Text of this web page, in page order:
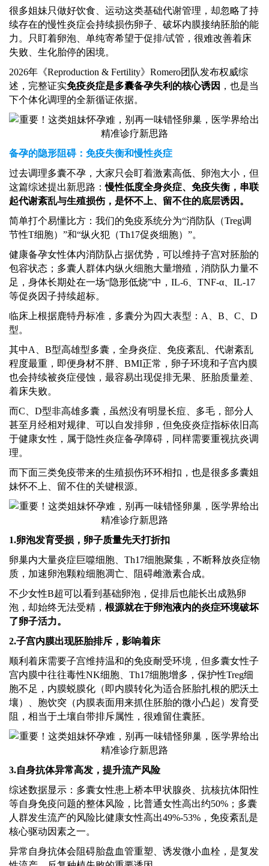
很多姐妹只做好饮食、运动这类基础代谢管理，却忽略了持
续存在的慢性炎症会持续损伤卵子、破坏内膜接纳胚胎的能
力。只盯着卵泡、单纯寄希望于促排/试管，很难改善着床
失败、生化胎停的困境。
2026年《Reproduction & Fertility》Romero团队发布权威综
述，完整证实免疫炎症是多囊备孕失利的核心诱因 ，也是当
下个体化调理的全新循证依据。
备孕的隐形阻碍：免疫失衡和慢性炎症
过去调理多囊不孕，大家只会盯着激素高低、卵泡大小，但
这篇综述提出新思路：慢性低度全身炎症、免疫失衡，串联
起代谢紊乱与生殖损伤，是怀不上、留不住的底层诱因。
简单打个易懂比方：我们的免疫系统分为“消防队（Treg调
节性T细胞）”和“纵火犯（Th17促炎细胞）”。
健康备孕女性体内消防队占据优势，可以维持子宫对胚胎的
包容状态；多囊人群体内纵火细胞大量增殖，消防队力量不
足，身体长期处在一场“隐形低烧”中，IL-6、TNF-α、IL-17
等促炎因子持续超标。
临床上根据鹿特丹标准，多囊分为四大表型： A、B、C、D
型。
其中A、B型高雄型多囊，全身炎症、免疫紊乱、代谢紊乱
程度最重，即便身材不胖、BMI正常，卵子环境和子宫内膜
也会持续被炎症侵蚀，最容易出现促排无果、胚胎质量差、
着床失败。
而C、D型非高雄多囊，虽然没有明显长痘、多毛，部分人
甚至月经相对规律、可以自发排卵，但免疫炎症指标依旧高
于健康女性，属于隐性炎症备孕障碍，同样需要重视抗炎调
理。
而下面三类免疫带来的生殖损伤环环相扣，也是很多多囊姐
妹怀不上、留不住的关键根源。
1.卵泡发育受损，卵子质量先天打折扣
卵巢内大量炎症巨噬细胞、 Th17细胞聚集，不断释放炎症物
质，加速卵泡颗粒细胞凋亡、阻碍雌激素合成。
不少女性B超可以看到基础卵泡，促排后也能长出成熟卵
泡，却始终无法受精， 根源就在于卵泡液内的炎症环境破坏
了卵子活力。
2.子宫内膜出现胚胎排斥，影响着床
顺利着床需要子宫维持温和的免疫耐受环境，但多囊女性子
宫内膜中往往毒性NK细胞、Th17细胞增多，保护性Treg细
胞不足，内膜蜕膜化（即内膜转化为适合胚胎扎根的肥沃土
壤）、胞饮突（内膜表面用来抓住胚胎的微小凸起）发育受
阻，相当于土壤自带排斥属性，很难留住囊胚。
3.自身抗体异常高发，提升流产风险
综述数据显示：多囊女性患上桥本甲状腺炎、抗核抗体阳性
等自身免疫问题的整体风险，比普通女性高出约50%；多囊
人群发生流产的风险比健康女性高出49%-53%，免疫紊乱是
核心驱动因素之一。
异常自身抗体会阻碍胎盘血管重塑、诱发微小血栓，是复发